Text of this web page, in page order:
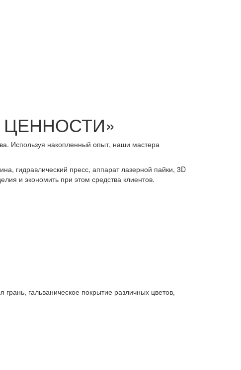
Используя накопленный опыт, наши мастера
гидравлический пресс, аппарат лазерной пайки, 3D
и экономить при этом средства клиентов.
гальваническое покрытие различных цветов,